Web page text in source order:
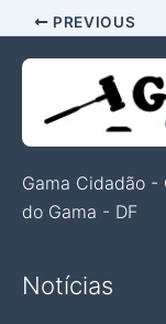
PREVIOUS
Gama Cidadão
do Gama - DF
Notícias